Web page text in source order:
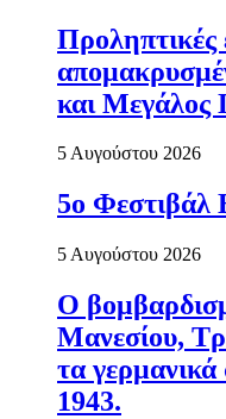
Προληπτικές
και Μεγάλος
5 Αυγούστου 2026
5ο Φεστιβάλ
5 Αυγούστου 2026
Ο
Μανεσίου,
τα γερμανικά
1943.